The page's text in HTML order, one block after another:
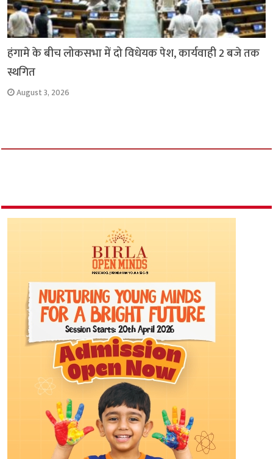
हंगामे के बीच लोकसभा में दो विधेयक पेश, कार्यवाही 2 बजे तक
स्थगित
August 3, 2026